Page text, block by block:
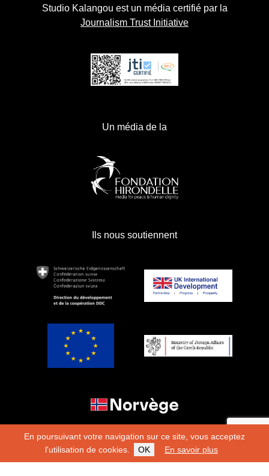
En poursuivant votre navigation sur ce site, vous acceptez
l'utilisation de cookies.
OK En savoir plus
Studio Kalangou est un média certifié par la
Journalism Trust Initiative
Un média de la
Ils nous soutiennent